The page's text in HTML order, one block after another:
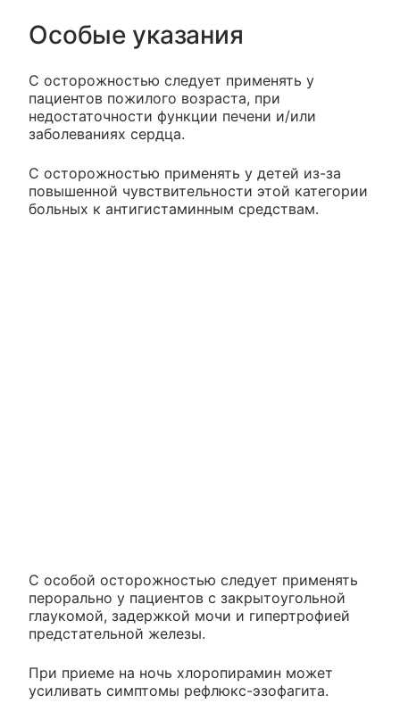
Особые указания
С осторожностью следует применять у
пациентов пожилого возраста, при
недостаточности функции печени и/или
заболеваниях сердца.
С осторожностью применять у детей из-за
повышенной чувствительности этой категории
больных к антигистаминным средствам.
С особой осторожностью следует применять
перорально у пациентов с закрытоугольной
глаукомой, задержкой мочи и гипертрофией
предстательной железы.
При приеме на ночь хлоропирамин может
усиливать симптомы рефлюкс-эзофагита.